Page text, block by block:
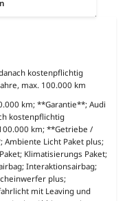
kostenpflichtig
max. 100.000 km
km; **Garantie**; Audi
kostenpflichtig
km; **Getriebe /
Licht Paket plus;
Klimatisierungs Paket;
Interaktionsairbag;
plus;
mit Leaving und